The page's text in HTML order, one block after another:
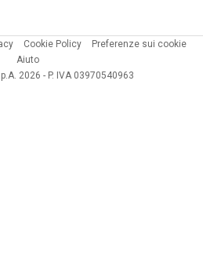
Cookie Policy
Preferenze sui cookie
Aiuto
2026 - P. IVA 03970540963